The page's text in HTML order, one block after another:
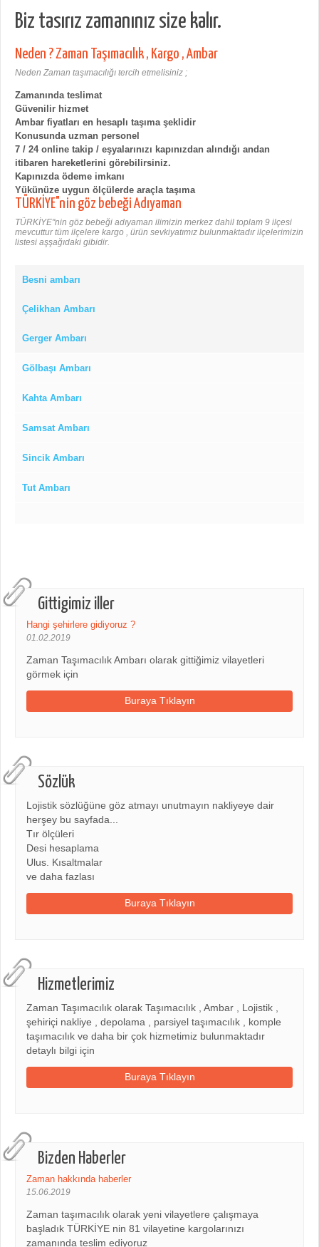
Gittigimiz iller
Hangi şehirlere gidiyoruz ?
01.02.2019
Zaman Taşımacılık Ambarı olarak gittiğimiz vilayetleri
görmek için
Buraya Tıklayın
Sözlük
Lojistik sözlüğüne göz atmayı unutmayın nakliyeye dair
herşey bu sayfada...
Tır ölçüleri
Desi hesaplama
Ulus. Kısaltmalar
ve daha fazlası
Buraya Tıklayın
Hizmetlerimiz
Zaman Taşımacılık olarak Taşımacılık , Ambar , Lojistik ,
şehiriçi nakliye , depolama , parsiyel taşımacılık , komple
taşımacılık ve daha bir çok hizmetimiz bulunmaktadır
detaylı bilgi için
Buraya Tıklayın
Bizden Haberler
Zaman hakkında haberler
15.06.2019
Zaman taşımacılık olarak yeni vilayetlere çalışmaya
başladık TÜRKİYE nin 81 vilayetine kargolarınızı
zamanında teslim ediyoruz
Biz tasırız zamanınız size kalır.
Neden ? Zaman Taşımacılık , Kargo , Ambar
Neden Zaman taşımacılığı tercih etmelisiniz ;
Zamanında teslimat
Güvenilir hizmet
Ambar fiyatları en hesaplı taşıma şeklidir
Konusunda uzman personel
7 / 24 online takip / eşyalarınızı kapınızdan alındığı andan
itibaren hareketlerini görebilirsiniz.
Kapınızda ödeme imkanı
Yükünüze uygun ölçülerde araçla taşıma
TÜRKİYE"nin göz bebeği Adıyaman
TÜRKİYE"nin göz bebeği adıyaman ilimizin merkez dahil toplam 9 ilçesi
mevcuttur tüm ilçelere kargo , ürün sevkiyatımız bulunmaktadır ilçelerimizin
listesi aşşağıdaki gibidir.
Besni ambarı
Çelikhan Ambarı
Gerger Ambarı
Gölbaşı Ambarı
Kahta Ambarı
Samsat Ambarı
Sincik Ambarı
Tut Ambarı